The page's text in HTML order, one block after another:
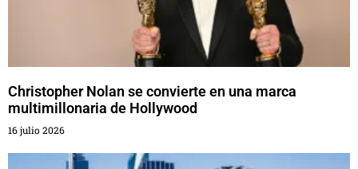
Christopher Nolan se convierte en una marca
multimillonaria de Hollywood
16 julio 2026